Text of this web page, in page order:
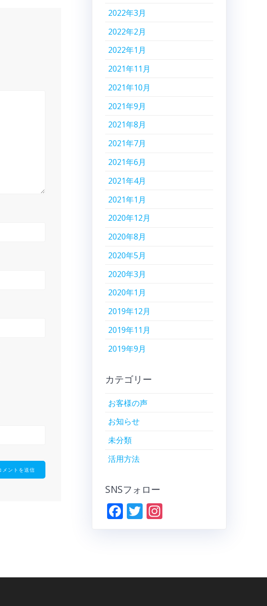
2022年3月
2022年2月
2022年1月
2021年11月
2021年10月
2021年9月
2021年8月
2021年7月
2021年6月
2021年4月
2021年1月
2020年12月
2020年8月
2020年5月
2020年3月
2020年1月
2019年12月
2019年11月
2019年9月
カテゴリー
お客様の声
お知らせ
未分類
活用方法
SNSフォロー
F
o
T In
a